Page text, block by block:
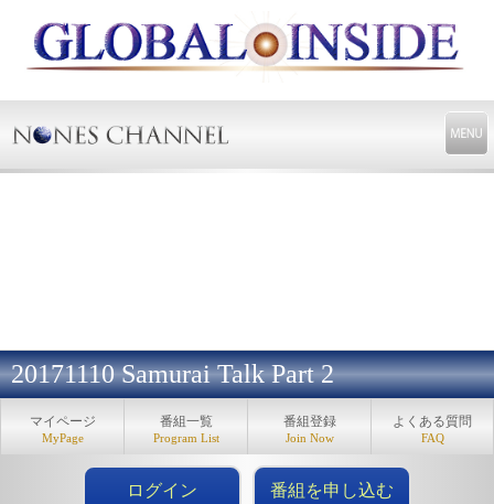
20171110 Samurai Talk Part 2
マイページ
MyPage
番組一覧
Program List
番組登録
Join Now
よくある質問
FAQ
ログイン 番組を申し込む